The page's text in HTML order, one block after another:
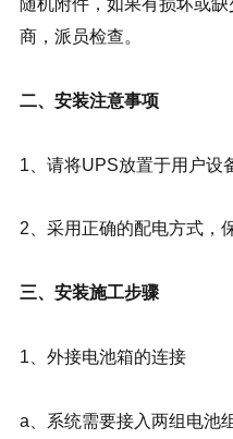
随机附件，如果有损坏或
商，派员检查。
二、安装注意事项
1、请将UPS放置于用户设
2、采用正确的配电方式，
三、安装施工步骤
1、外接电池箱的连接
a、系统需要接入两组电池